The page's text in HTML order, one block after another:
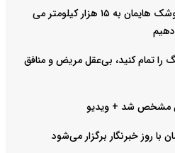
امام‌ جمعه اهواز: با افزایش برد موشک هایمان به ۱۵ هزار کیلومتر می
را تمام کنید، بی‌عقل مریض و منافق
مشخص شد + ویدیو
روز خبرنگار برگزار می‌شود